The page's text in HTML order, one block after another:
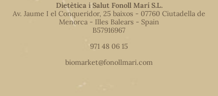
Dietètica i Salut Fonoll Marí S.L.
Av. Jaume I el Conqueridor, 25 baixos - 07760 Ciutadella de
Menorca - Illes Balears - Spain
B57916967
971 48 06 15
biomarket@fonollmari.com